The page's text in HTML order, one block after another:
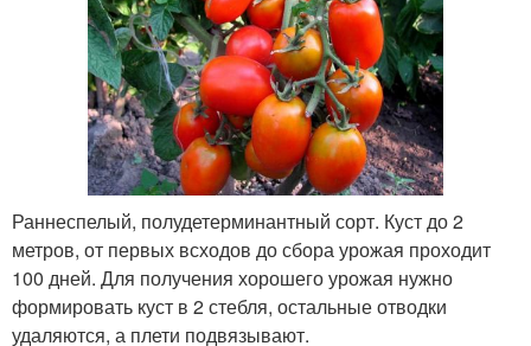
Раннеспелый, полудетерминантный сорт. Куст до 2
метров, от первых всходов до сбора урожая проходит
100 дней. Для получения хорошего урожая нужно
формировать куст в 2 стебля, остальные отводки
удаляются, а плети подвязывают.